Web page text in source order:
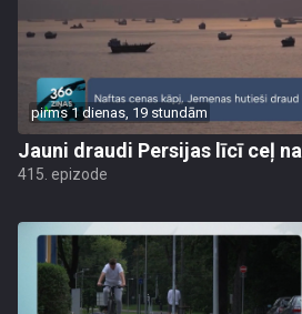
pirms 1 dienas, 19 stundām
Jauni draudi Persijas līcī ceļ
415. epizode